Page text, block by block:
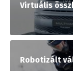
Virtuális
Robotizált